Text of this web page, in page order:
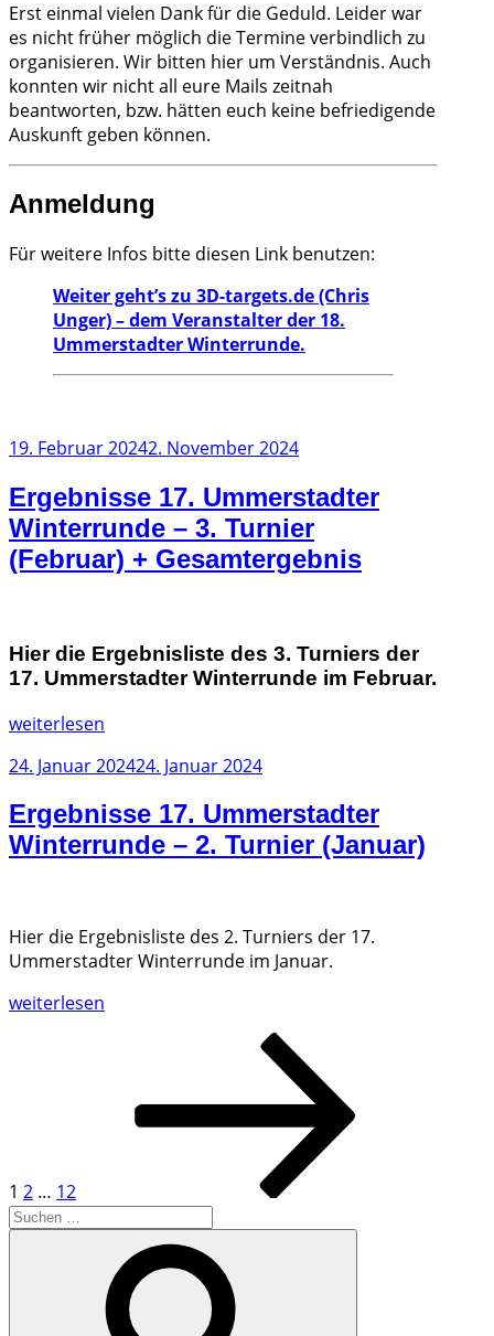
Erst einmal vielen Dank für die Geduld. Leider war
es nicht früher möglich die Termine verbindlich zu
organisieren. Wir bitten hier um Verständnis. Auch
konnten wir nicht all eure Mails zeitnah
beantworten, bzw. hätten euch keine befriedigende
Auskunft geben können.
Anmeldung
Für weitere Infos bitte diesen Link benutzen:
Weiter geht’s zu 3D-targets.de (Chris
Unger) – dem Veranstalter der 18.
Ummerstadter Winterrunde.
Veröffentlicht
19. Februar 20242. November 2024
Ergebnisse 17. Ummerstadter
Winterrunde – 3. Turnier
(Februar) + Gesamtergebnis
Hier die Ergebnisliste des 3. Turniers der
17. Ummerstadter Winterrunde im Februar.
„Ergebnisse
Ummerstadter
–
3.
Gesamtergebnis“
weiterlesen
Veröffentlicht
24. Januar 202424. Januar 2024
Ergebnisse 17. Ummerstadter
Winterrunde – 2. Turnier (Januar)
Hier die Ergebnisliste des 2. Turniers der 17.
Ummerstadter Winterrunde im Januar.
„Ergebnisse
weiterlesen
Seitennummerierung
1 2 … 12
Suchen
nach: